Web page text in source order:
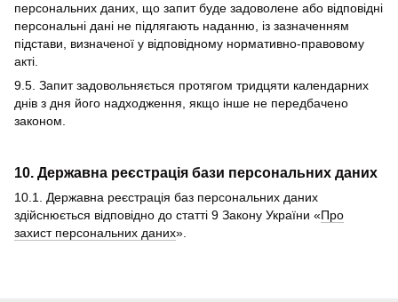
персональних даних, що запит буде задоволене або відповідні
персональні дані не підлягають наданню, із зазначенням
підстави, визначеної у відповідному нормативно-правовому
акті.
9.5. Запит задовольняється протягом тридцяти календарних
днів з дня його надходження, якщо інше не передбачено
законом.
10. Державна реєстрація бази персональних даних
10.1. Державна реєстрація баз персональних даних
здійснюється відповідно до статті 9 Закону України «Про
захист персональних даних».